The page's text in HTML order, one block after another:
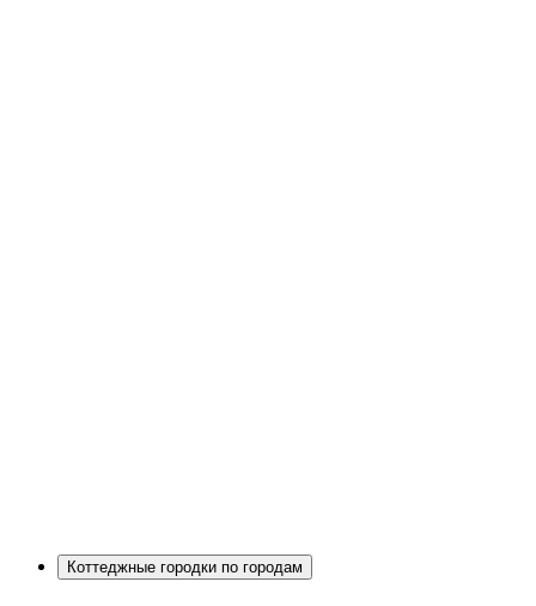
Коттеджные городки по городам